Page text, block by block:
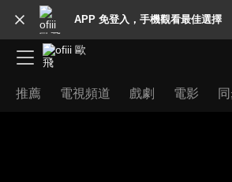
APP 免登入，手機觀看最佳選擇
推薦 電視頻道 戲劇 電影